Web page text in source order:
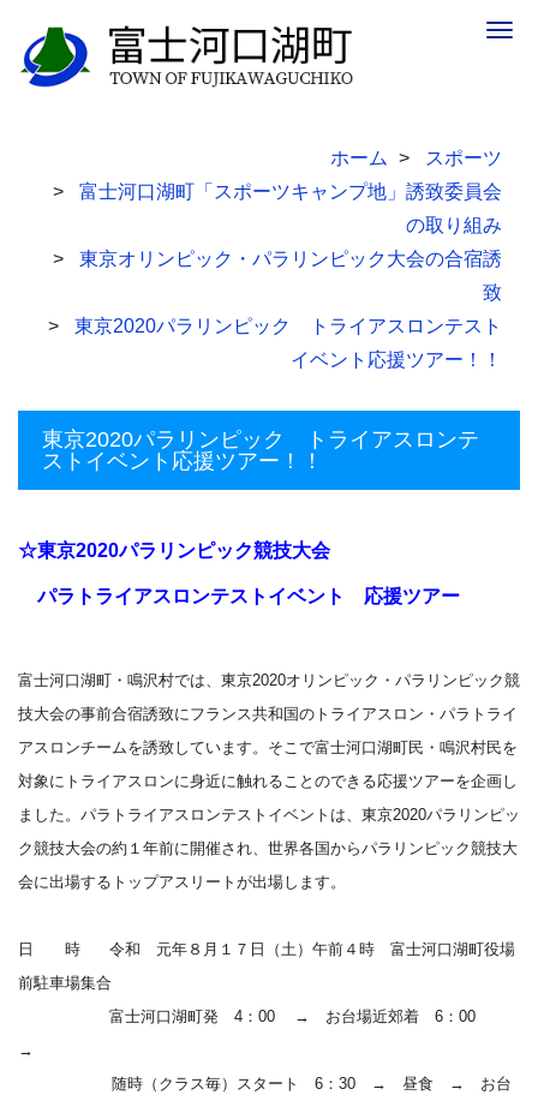
ホーム
スポーツ
富士河口湖町「スポーツキャンプ地」誘致委員会
の取り組み
東京オリンピック・パラリンピック大会の合宿誘
致
東京2020パラリンピック トライアスロンテスト
イベント応援ツアー！！
東京2020パラリンピック トライアスロンテ
ストイベント応援ツアー！！
☆東京2020パラリンピック競技大会
パラトライアスロンテストイベント 応援ツアー
富士河口湖町・鳴沢村では、東京2020オリンピック・パラリンピック競
技大会の事前合宿誘致にフランス共和国のトライアスロン・パラトライ
アスロンチームを誘致しています。そこで富士河口湖町民・鳴沢村民を
対象にトライアスロンに身近に触れることのできる応援ツアーを企画し
ました。パラトライアスロンテストイベントは、東京2020パラリンピッ
ク競技大会の約１年前に開催され、世界各国からパラリンピック競技大
会に出場するトップアスリートが出場します。
日 時 令和 元年８月１７日（土） 午前４時 富士河口湖町役場
前駐車場集合
富士河口湖町発 4：00
→ お台場近郊着 6 ：00
→
随時（クラス毎）スタート 6：30 → 昼食 → お台